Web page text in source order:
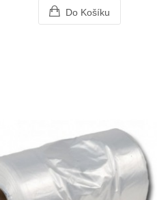
Do Košíku